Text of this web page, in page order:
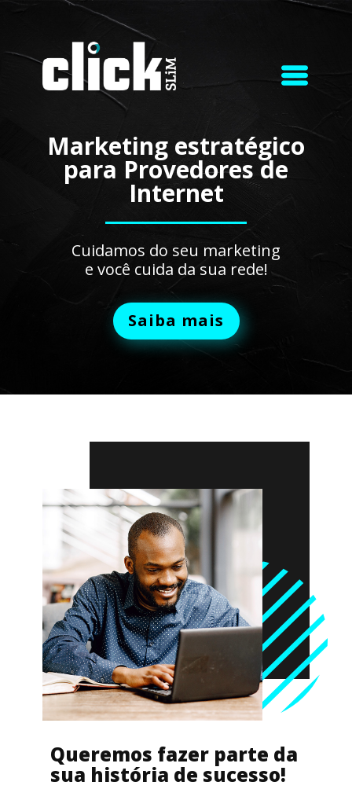
Central do Cliente
Chamar no whatsapp
Ouvir playlist no spotfy
Marketing estratégico
para Provedores de
Internet
Cuidamos do seu marketing
e você cuida da sua rede!
Saiba mais
Queremos fazer parte da
sua história de sucesso!